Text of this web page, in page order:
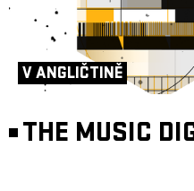
V ANGLIČTINĚ
THE MUSIC